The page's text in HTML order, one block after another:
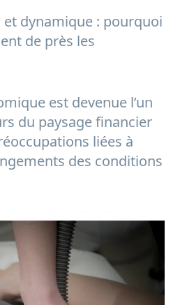
dynamique : pourquoi
de près les
est devenue l’un
du paysage financier
liées à
des conditions